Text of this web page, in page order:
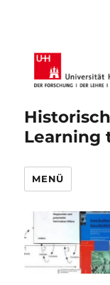
Learning
MENÜ